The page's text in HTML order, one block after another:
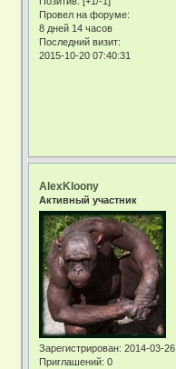
Провел на форуме:
8 дней 14 часов
Последний визит:
2015-10-20 07:40:31
AlexKloony
Активный участник
Зарегистрирован: 2014-03-26
Приглашений: 0